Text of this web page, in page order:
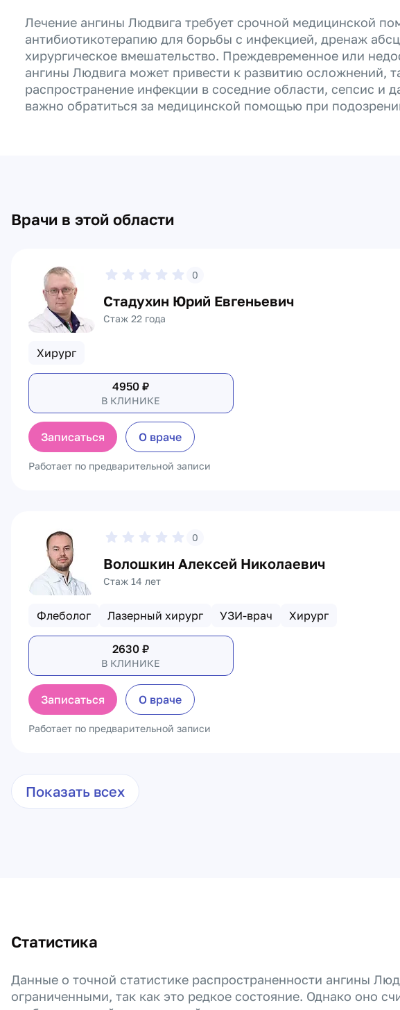
Лечение ангины Людвига требует срочной медицинской
антибиотикотерапию для борьбы с инфекцией, дренаж
хирургическое вмешательство. Преждевременное или
ангины Людвига может привести к развитию осложнений,
распространение инфекции в соседние области, сепсис и
важно обратиться за медицинской помощью при
Врачи в этой области
0
Стадухин Юрий Евгеньевич
Стаж 22 года
Хирург
4950 ₽
В КЛИНИКЕ
Записаться О враче
Работает по предварительной записи
0
Волошкин Алексей Николаевич
Стаж 14 лет
Флеболог Лазерный хирург УЗИ-врач Хирург
2630 ₽
В КЛИНИКЕ
Записаться О враче
Работает по предварительной записи
Показать всех
Статистика
Данные о точной статистике распространенности ангины
ограниченными, так как это редкое состояние. Однако оно